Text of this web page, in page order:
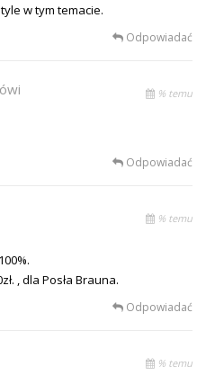
w tym temacie.
Odpowiadać
% temu
Odpowiadać
% temu
, dla Posła Brauna.
Odpowiadać
% temu